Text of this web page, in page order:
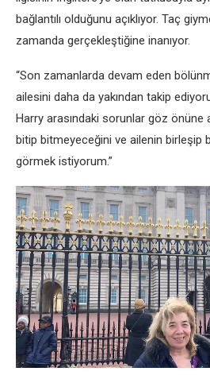
bağlantılı olduğunu açıklıyor. Taç
zamanda gerçekleştiğine inanıyor.
“Son zamanlarda devam eden
ailesini daha da yakından takip
Harry arasındaki sorunlar göz önüne
bitip bitmeyeceğini ve ailenin birleşip
görmek istiyorum.”